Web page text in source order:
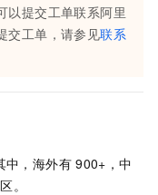
以提交工单联系阿里
交工单，请参见联系
中，海外有 900+，中
。